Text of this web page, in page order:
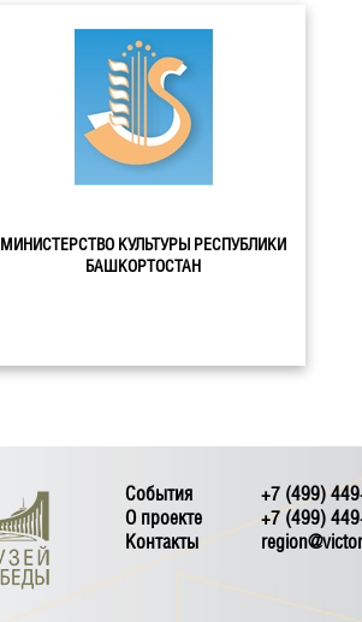
МИНИСТЕРСТВО КУЛЬТУРЫ РЕСПУБЛИКИ
БАШКОРТОСТАН
События
О проекте
Контакты
+7 (499)
+7 (499)